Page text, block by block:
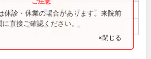
● ● ● ● ●
● ● ●
休診・休業の場合があります。来院前
直接ご確認ください。
×閉じる